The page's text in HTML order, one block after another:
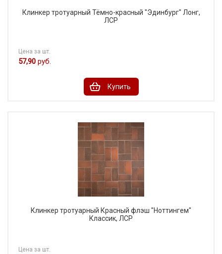
Клинкер тротуарный Тёмно-красный "Эдинбург" Лонг,
ЛСР
Цена за шт.
57,90 руб.
Купить
Клинкер тротуарный Красный флэш "Ноттингем"
Классик, ЛСР
Цена за шт.